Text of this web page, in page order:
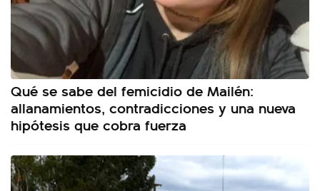
Qué se sabe del femicidio de Mailén:
allanamientos, contradicciones y una nueva
hipótesis que cobra fuerza